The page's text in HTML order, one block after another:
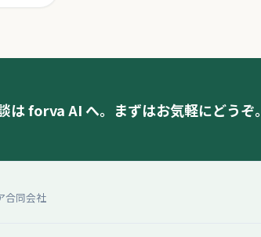
は forva AI へ。まずはお気軽にどうぞ。
合同会社